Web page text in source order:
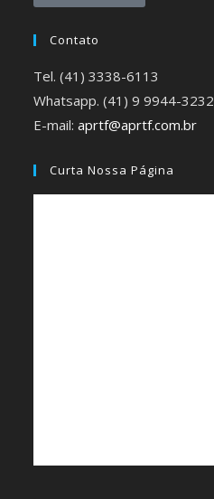
Contato
Tel. (41) 3338-6113
Whatsapp. (41) 9 9944-3232
E-mail:aprtf@aprtf.com.br
Curta Nossa Página